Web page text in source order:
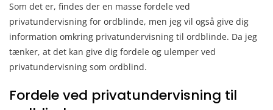
Som det er, findes der en masse fordele ved
privatundervisning for ordblinde, men jeg vil også give dig
information omkring privatundervisning til ordblinde. Da jeg
tænker, at det kan give dig fordele og ulemper ved
privatundervisning som ordblind.
Fordele ved privatundervisning til